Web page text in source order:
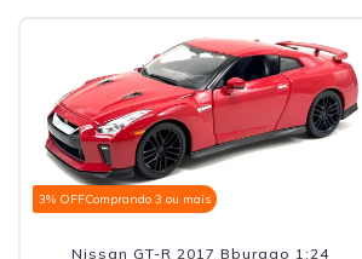
3% OFFComprando 3 ou mais
Nissan GT-R 2017 Bburago 1:24